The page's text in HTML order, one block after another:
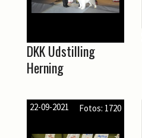
DKK Udstilling
Herning
22-09-2021 Fotos: 1720